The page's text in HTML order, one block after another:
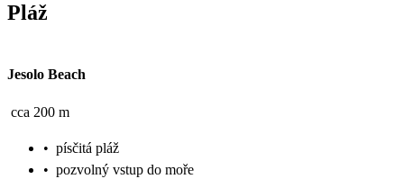
Pláž
Jesolo Beach
cca 200 m
• písčitá pláž
• pozvolný vstup do moře